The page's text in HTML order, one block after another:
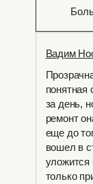
Вадим
понятная
за день,
ремонт
еще до
вошел в
уложится
только